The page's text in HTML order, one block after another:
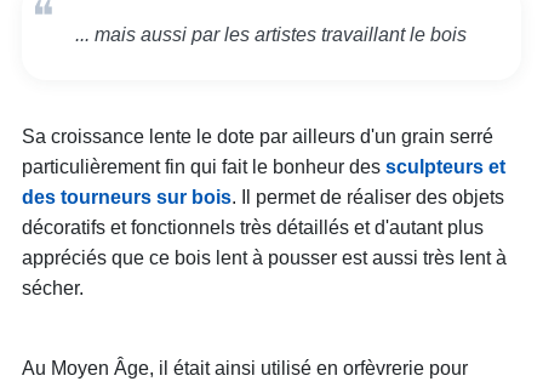
... mais aussi par les artistes travaillant le bois
Sa croissance lente le dote par ailleurs d'un grain serré
particulièrement fin qui fait le bonheur des sculpteurs et
des tourneurs sur bois. Il permet de réaliser des objets
décoratifs et fonctionnels très détaillés et d'autant plus
appréciés que ce bois lent à pousser est aussi très lent à
sécher.
Au Moyen Âge, il était ainsi utilisé en orfèvrerie pour